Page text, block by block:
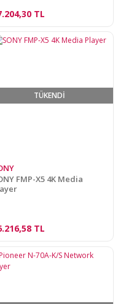
TL
TÜKENDİ
FMP-X5 4K Media
TL